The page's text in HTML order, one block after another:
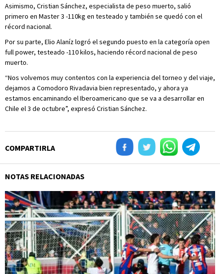
Asimismo, Cristian Sánchez, especialista de peso muerto, salió
primero en Master 3 -110kg en testeado y también se quedó con el
récord nacional.
Por su parte, Elio Alaníz logró el segundo puesto en la categoría open
full power, testeado -110 kilos, haciendo récord nacional de peso
muerto.
“Nos volvemos muy contentos con la experiencia del torneo y del viaje,
dejamos a Comodoro Rivadavia bien representado, y ahora ya
estamos encaminando el Iberoamericano que se va a desarrollar en
Chile el 3 de octubre”, expresó Cristian Sánchez.
COMPARTIRLA
NOTAS RELACIONADAS